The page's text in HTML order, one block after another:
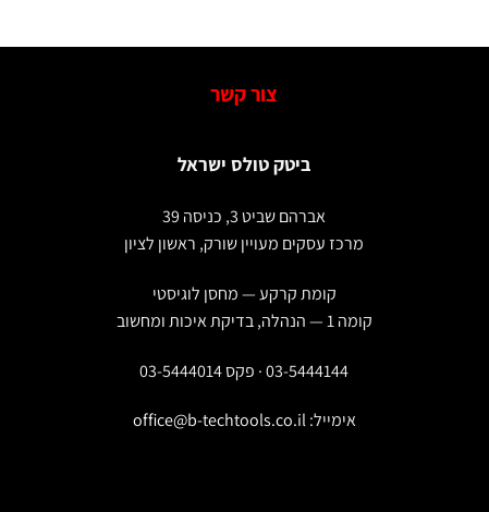
צור קשר
ביטק טולס ישראל
אברהם שביט 3, כניסה 39
מרכז עסקים מעויין שורק, ראשון לציון
קומת קרקע — מחסן לוגיסטי
קומה 1 — הנהלה, בדיקת איכות ומחשוב
03-5444144 · פקס 03-5444014
אימייל:office@b-techtools.co.il